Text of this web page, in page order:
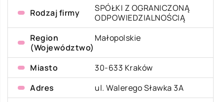
Rodzaj firmy
SPÓŁKI Z OGRANICZONĄ
ODPOWIEDZIALNOŚCIĄ
Region
(Województwo)
Małopolskie
Miasto
30-633 Kraków
Adres
ul. Walerego Sławka 3A